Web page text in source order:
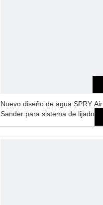
Nuevo diseño de agua SPRY Air
Sander para sistema de lijado